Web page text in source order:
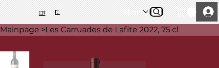
EN IT Menü
Mainpage >Les Carruades de Lafite 2022, 75 cl